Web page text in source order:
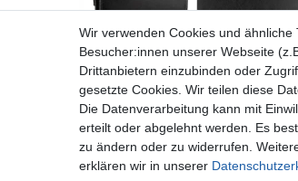
Wir verwenden Cookies und
Besucher:innen unserer Webseite
Drittanbietern einzubinden oder
gesetzte Cookies. Wir teilen diese
Die Datenverarbeitung kann mit
erteilt oder abgelehnt werden. Es
zu ändern oder zu widerrufen.
erklären wir in unserer